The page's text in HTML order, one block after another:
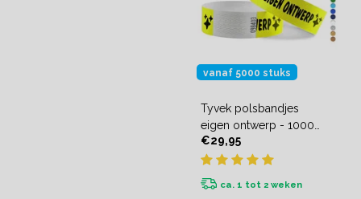
vanaf 5000 stuks
Tyvek polsbandjes
eigen ontwerp - 1000
stuks
€29,95
ca. 1 tot 2 weken